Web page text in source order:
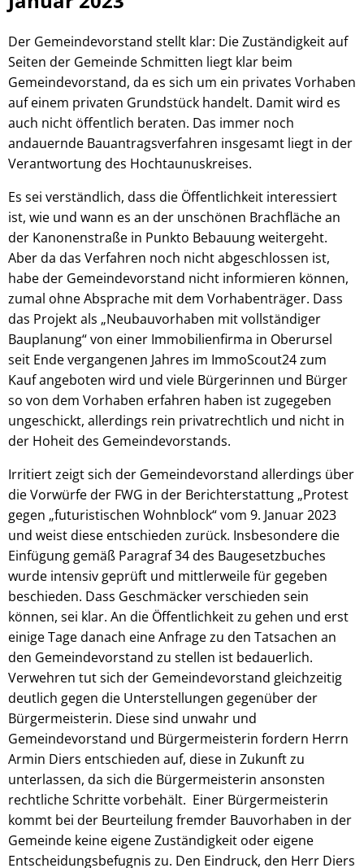
Der Gemeindevorstand stellt klar: Die Zuständigkeit auf
Seiten der Gemeinde Schmitten liegt klar beim
Gemeindevorstand, da es sich um ein privates Vorhaben
auf einem privaten Grundstück handelt. Damit wird es
auch nicht öffentlich beraten. Das immer noch
andauernde Bauantragsverfahren insgesamt liegt in der
Verantwortung des Hochtaunuskreises.
Es sei verständlich, dass die Öffentlichkeit interessiert
ist, wie und wann es an der unschönen Brachfläche an
der Kanonenstraße in Punkto Bebauung weitergeht.
Aber da das Verfahren noch nicht abgeschlossen ist,
habe der Gemeindevorstand nicht informieren können,
zumal ohne Absprache mit dem Vorhabenträger. Dass
das Projekt als „Neubauvorhaben mit vollständiger
Bauplanung“ von einer Immobilienfirma in Oberursel
seit Ende vergangenen Jahres im ImmoScout24 zum
Kauf angeboten wird und viele Bürgerinnen und Bürger
so von dem Vorhaben erfahren haben ist zugegeben
ungeschickt, allerdings rein privatrechtlich und nicht in
der Hoheit des Gemeindevorstands.
Irritiert zeigt sich der Gemeindevorstand allerdings über
die Vorwürfe der FWG in der Berichterstattung „Protest
gegen „futuristischen Wohnblock“ vom 9. Januar 2023
und weist diese entschieden zurück. Insbesondere die
Einfügung gemäß Paragraf 34 des Baugesetzbuches
wurde intensiv geprüft und mittlerweile für gegeben
beschieden. Dass Geschmäcker verschieden sein
können, sei klar. An die Öffentlichkeit zu gehen und erst
einige Tage danach eine Anfrage zu den Tatsachen an
den Gemeindevorstand zu stellen ist bedauerlich.
Verwehren tut sich der Gemeindevorstand gleichzeitig
deutlich gegen die Unterstellungen gegenüber der
Bürgermeisterin. Diese sind unwahr und
Gemeindevorstand und Bürgermeisterin fordern Herrn
Armin Diers entschieden auf, diese in Zukunft zu
unterlassen, da sich die Bürgermeisterin ansonsten
rechtliche Schritte vorbehält. Einer Bürgermeisterin
kommt bei der Beurteilung fremder Bauvorhaben in der
Gemeinde keine eigene Zuständigkeit oder eigene
Entscheidungsbefugnis zu. Den Eindruck, den Herr Diers